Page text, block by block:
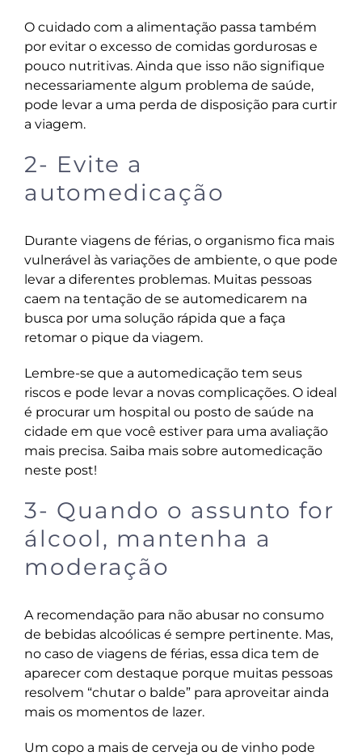
O cuidado com a alimentaçãopassa também
por evitar o excesso de comidas gordurosas e
pouco nutritivas. Ainda que isso não signifique
necessariamente algum problema de saúde,
pode levar a uma perda de disposição para curtir
a viagem.
2- Evite a
automedicação
Durante viagens de férias, o organismo fica mais
vulnerável às variações de ambiente, o que pode
levar a diferentes problemas. Muitas pessoas
caem na tentação de se automedicarem na
busca por uma solução rápida que a faça
retomar o pique da viagem.
Lembre-se que a automedicação tem seus
riscos e pode levar a novas complicações. O ideal
é procurar um hospital ou posto de saúde na
cidade em que você estiver para uma avaliação
mais precisa. Saiba mais sobre automedicação
neste post!
3- Quando o assunto for
álcool, mantenha a
moderação
A recomendação para não abusar no consumo
de bebidas alcoólicas é sempre pertinente. Mas,
no caso de viagens de férias, essa dica tem de
aparecer com destaque porque muitas pessoas
resolvem “chutar o balde” para aproveitar ainda
mais os momentos de lazer.
Um copo a mais de cerveja ou de vinho pode